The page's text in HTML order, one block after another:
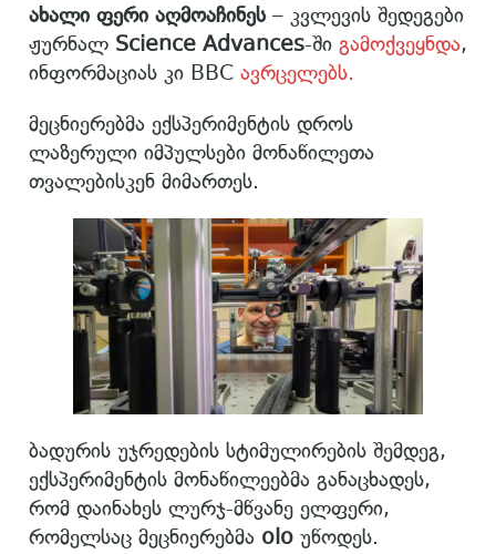
ახალი ფერი აღმოაჩინეს– კვლევის შედეგები
ჟურნალ Science Advances-ში გამოქვეყნდა,
ინფორმაციას კი BBC ავრცელებს.
მეცნიერებმა ექსპერიმენტის დროს
ლაზერული იმპულსები მონაწილეთა
თვალებისკენ მიმართეს.
ბადურის უჯრედების სტიმულირების შემდეგ,
ექსპერიმენტის მონაწილეებმა განაცხადეს,
რომ დაინახეს ლურჯ-მწვანე ელფერი,
რომელსაც მეცნიერებმა olo უწოდეს.​